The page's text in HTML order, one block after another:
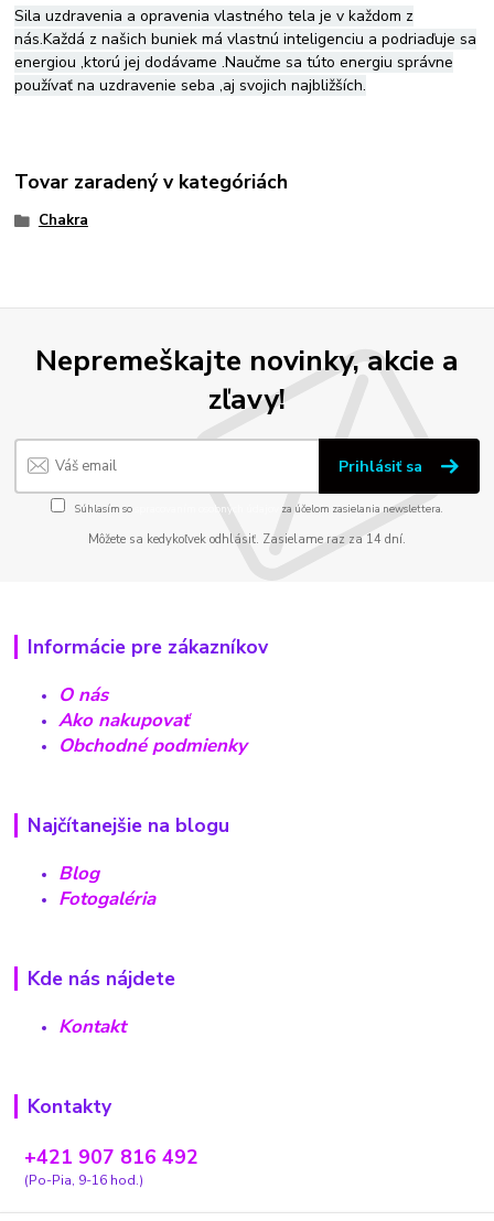
Sila uzdravenia a opravenia vlastného tela je v každom z
nás.Každá z našich buniek má vlastnú inteligenciu a podriaďuje sa
energiou ,ktorú jej dodávame .Naučme sa túto energiu správne
používať na uzdravenie seba ,aj svojich najbližších.
Tovar zaradený v kategóriách
Chakra
Nepremeškajte novinky, akcie a
zľavy!
Prihlásiť sa
Súhlasím so spracovaním osobných údajov za účelom zasielania newslettera.
Môžete sa kedykoľvek odhlásiť. Zasielame raz za 14 dní.
Informácie pre zákazníkov
O nás
Ako nakupovať
Obchodné podmienky
Najčítanejšie na blogu
Blog
Fotogaléria
Kde nás nájdete
Kontakt
Kontakty
+421 907 816 492
(Po-Pia, 9-16 hod.)